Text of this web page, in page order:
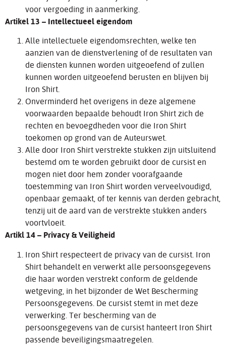
voor vergoeding in aanmerking.
Artikel 13 – Intellectueel eigendom
Alle intellectuele eigendomsrechten, welke ten
aanzien van de dienstverlening of de resultaten van
de diensten kunnen worden uitgeoefend of zullen
kunnen worden uitgeoefend berusten en blijven bij
Iron Shirt.
Onverminderd het overigens in deze algemene
voorwaarden bepaalde behoudt Iron Shirt zich de
rechten en bevoegdheden voor die Iron Shirt
toekomen op grond van de Auteurswet.
Alle door Iron Shirt verstrekte stukken zijn uitsluitend
bestemd om te worden gebruikt door de cursist en
mogen niet door hem zonder voorafgaande
toestemming van Iron Shirt worden verveelvoudigd,
openbaar gemaakt, of ter kennis van derden gebracht,
tenzij uit de aard van de verstrekte stukken anders
voortvloeit.
Artikl 14 – Privacy & Veiligheid
Iron Shirt respecteert de privacy van de cursist. Iron
Shirt behandelt en verwerkt alle persoonsgegevens
die haar worden verstrekt conform de geldende
wetgeving, in het bijzonder de Wet Bescherming
Persoonsgegevens. De cursist stemt in met deze
verwerking. Ter bescherming van de
persoonsgegevens van de cursist hanteert Iron Shirt
passende beveiligingsmaatregelen.